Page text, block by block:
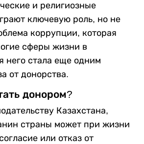
и религиозные
ключевую роль, но не
коррупции, которая
сферы жизни в
него стала еще одним
от донорства.
донором?
Казахстана,
страны может при жизни
или отказ от